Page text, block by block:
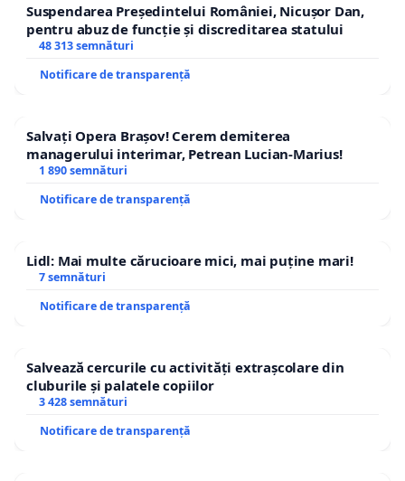
Suspendarea Președintelui României, Nicușor Dan,
pentru abuz de funcție și discreditarea statului
48 313 semnături
Notificare de transparență
Salvați Opera Brașov! Cerem demiterea
managerului interimar, Petrean Lucian-Marius!
1 890 semnături
Notificare de transparență
Lidl: Mai multe cărucioare mici, mai puține mari!
7 semnături
Notificare de transparență
Salvează cercurile cu activități extrașcolare din
cluburile și palatele copiilor
3 428 semnături
Notificare de transparență